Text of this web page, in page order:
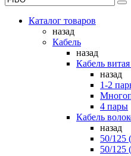
Каталог товаров
назад
Кабель
назад
Кабель
назад
1-2
4 пары
Кабель
назад
50/125
50/125